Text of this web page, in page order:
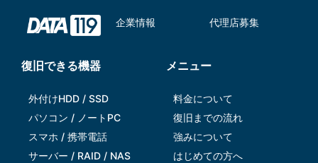
企業情報 代理店募集
復旧できる機器
外付けHDD / SSD
パソコン / ノートPC
スマホ / 携帯電話
サーバー / RAID / NAS
メニュー
料金について
復旧までの流れ
強みについて
はじめての方へ